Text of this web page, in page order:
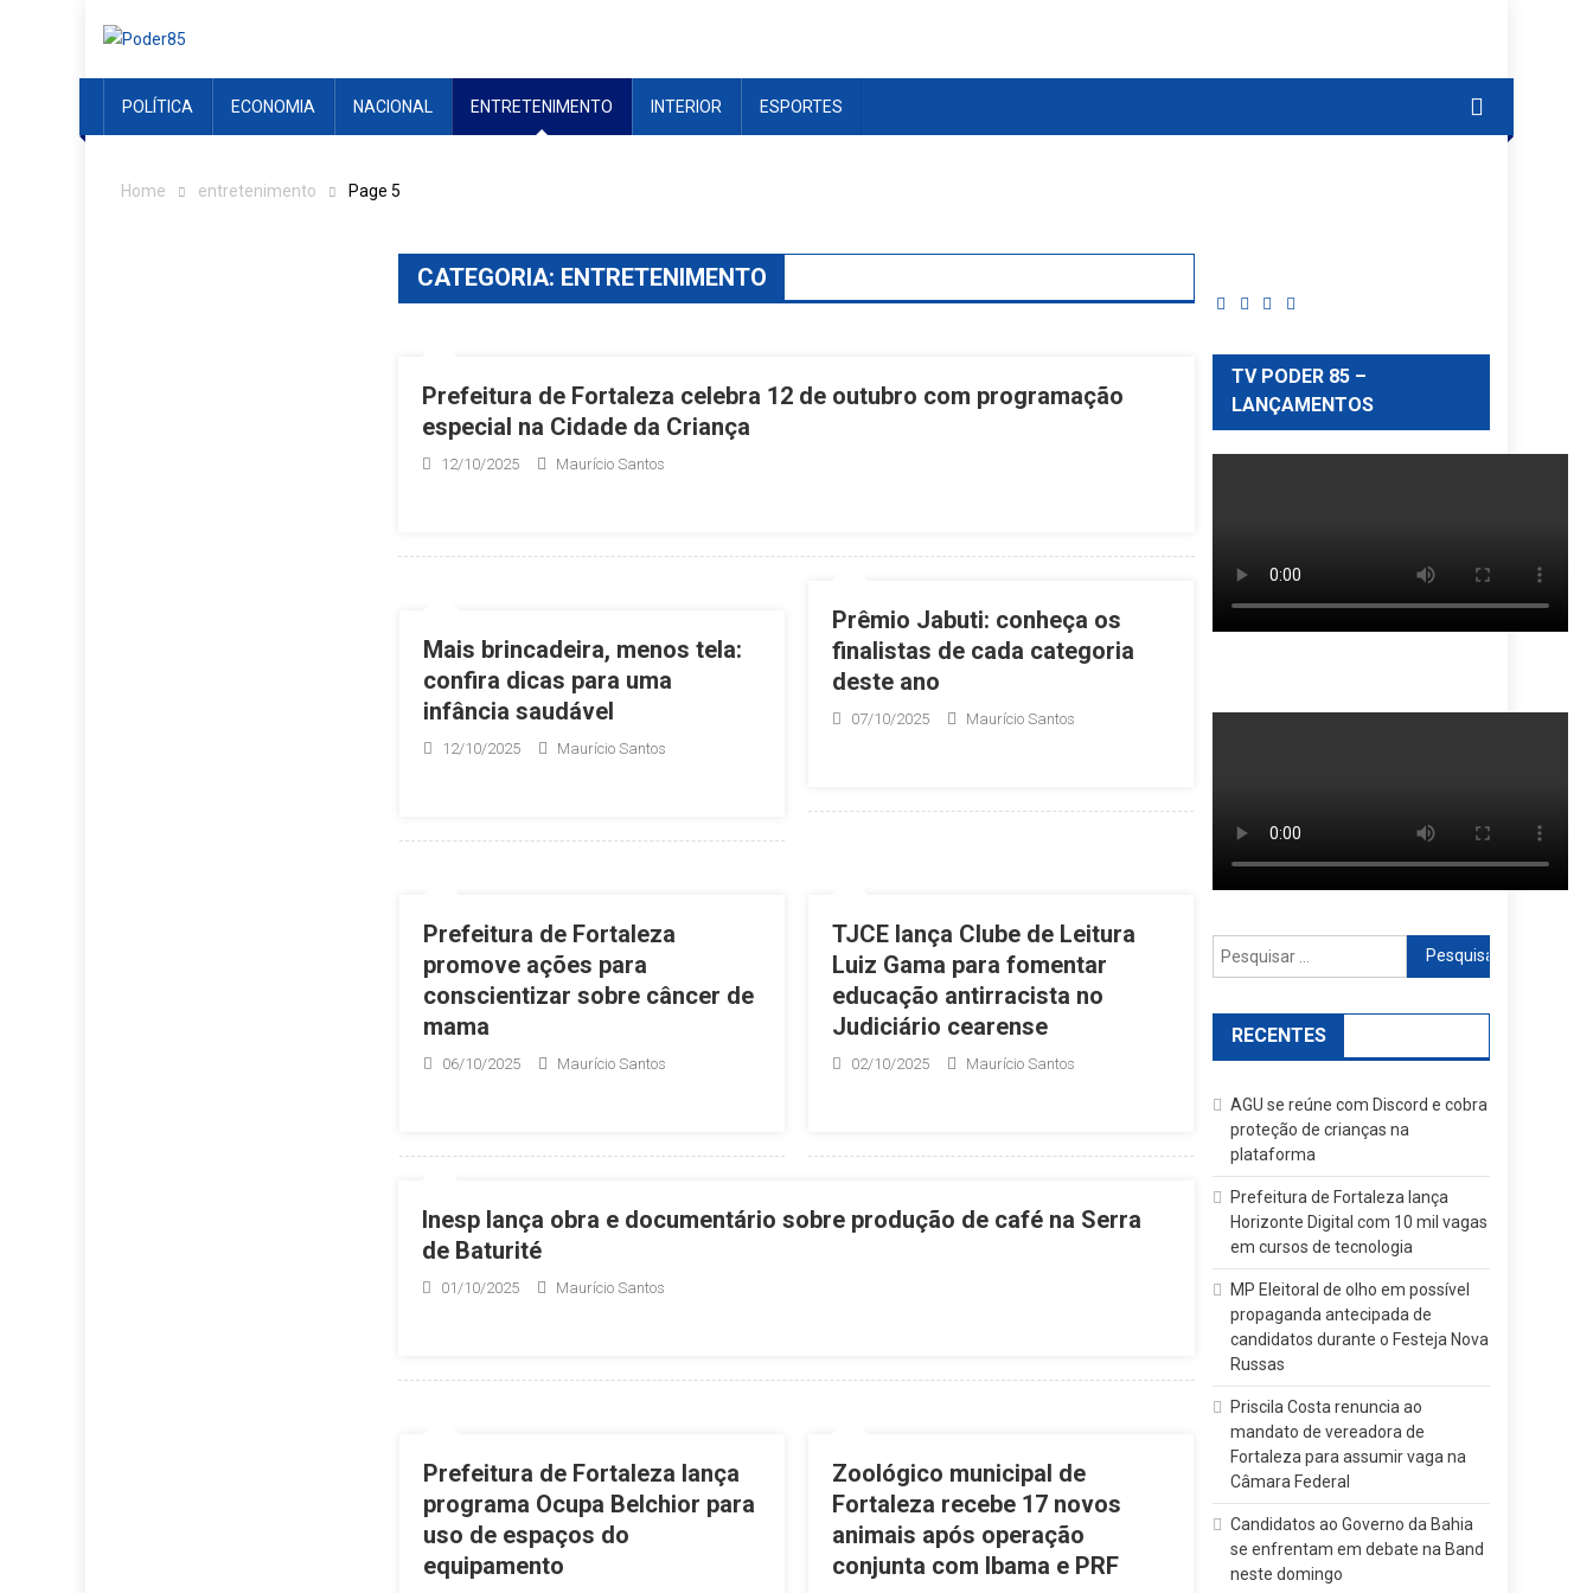
POLÍTICA
ECONOMIA NACIONAL ENTRETENIMENTO INTERIOR ESPORTES
Home entretenimento Page 5
CATEGORIA: ENTRETENIMENTO
Prefeitura de Fortaleza celebra 12 de outubro com programação
especial na Cidade da Criança
12/10/2025 Maurício Santos
Mais brincadeira, menos tela:
confira dicas para uma
infância saudável
12/10/2025 Maurício Santos
Prêmio Jabuti: conheça os
finalistas de cada categoria
deste ano
07/10/2025 Maurício Santos
Prefeitura de Fortaleza
promove ações para
conscientizar sobre câncer de
mama
06/10/2025 Maurício Santos
TJCE lança Clube de Leitura
Luiz Gama para fomentar
educação antirracista no
Judiciário cearense
02/10/2025 Maurício Santos
Inesp lança obra e documentário sobre produção de café na Serra
de Baturité
01/10/2025 Maurício Santos
Prefeitura de Fortaleza lança
programa Ocupa Belchior para
uso de espaços do
equipamento
Zoológico municipal de
Fortaleza recebe 17 novos
animais após operação
conjunta com Ibama e PRF
TV PODER 85 –
LANÇAMENTOS
Pesquisar
por:
RECENTES
AGU se reúne com Discord e cobra
proteção de crianças na
plataforma
Prefeitura de Fortaleza lança
Horizonte Digital com 10 mil vagas
em cursos de tecnologia
MP Eleitoral de olho em possível
propaganda antecipada de
candidatos durante o Festeja Nova
Russas
Priscila Costa renuncia ao
mandato de vereadora de
Fortaleza para assumir vaga na
Câmara Federal
Candidatos ao Governo da Bahia
se enfrentam em debate na Band
neste domingo